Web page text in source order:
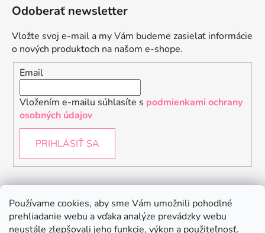
Používame cookies, aby sme Vám umožnili pohodlné
prehliadanie webu a vďaka analýze prevádzky webu
neustále zlepšovali jeho funkcie, výkon a použiteľnosť.
Odoberať newsletter
Vložte svoj e-mail a my Vám budeme zasielať informácie
o nových produktoch na našom e-shope.
Email
Vložením e-mailu súhlasíte s podmienkami ochrany
osobných údajov
PRIHLÁSIŤ SA
Instagram